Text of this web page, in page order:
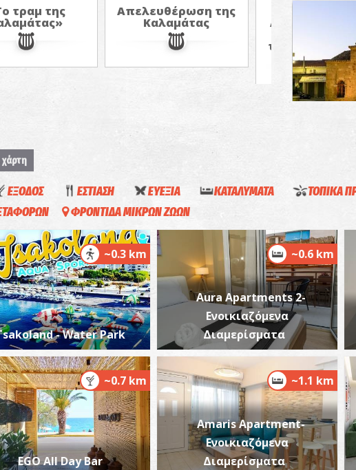
τραμ της Απελευθέρωση της
Καλαμάτας Ανθεστηρίων
Καλαμάτα,
ταξίδι στον
Ιστορικό
Καλαμάτας
ΜΟΥΣΕΙΑ
Αλμυρός
ΠΑΡΑΛΙΕΣ
χάρτη
ΕΞΟΔΟΣ ΕΣΤΙΑΣΗ ΕΥΕΞΙΑ ΚΑΤΑΛΥΜΑΤΑ ΤΟΠΙΚΑ
ΦΡΟΝΤΙΔΑ ΜΙΚΡΩΝ ΖΩΩΝ
~0.3 km
- Water Park
~0.6 km
Aura Apartments 2-
Ενοικιαζόμενα
Διαμερίσματα
~0.7 km
EGO All Day Bar
~1.1 km
Amaris Apartment-
Ενοικιαζόμενα
Διαμερίσματα